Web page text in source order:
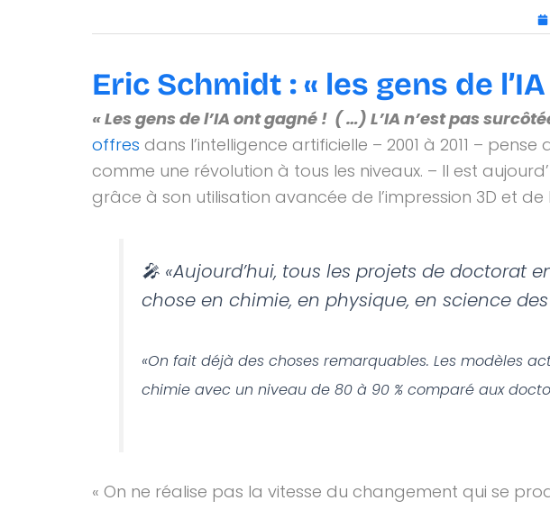
Eric Schmidt : « les gens de
« Les gens de l’IA ont gagné ! ( …) L’IA n’est pas
offres dans l’intelligence artificielle – 2001 à 2011 –
comme une révolution à tous les niveaux. – Il est
grâce à son utilisation avancée de l’impression 3D et
🎤 «Aujourd’hui, tous les projets de doctorat
chose en chimie, en physique, en science
«On fait déjà des choses remarquables. Les modèles
chimie avec un niveau de 80 à 90 % comparé aux
« On ne réalise pas la vitesse du changement qui se